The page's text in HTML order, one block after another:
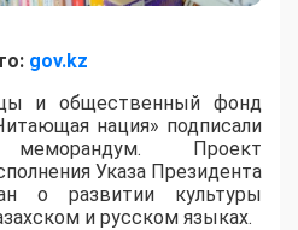
gov.kz
и общественный фонд
нация» подписали
меморандум. Проект
Указа Президента
о развитии культуры
и русском языках.